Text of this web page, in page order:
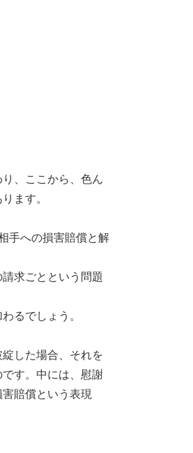
、ここから、色ん
ます。
手への損害賠償と解
求ごとという問題
るでしょう。
した場合、それを
す。中には、慰謝
賠償という表現